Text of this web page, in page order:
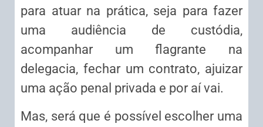
para atuar na prática, seja para fazer
uma audiência de custódia,
acompanhar um flagrante na
delegacia, fechar um contrato, ajuizar
uma ação penal privada e por aí vai.
Mas, será que é possível escolher uma